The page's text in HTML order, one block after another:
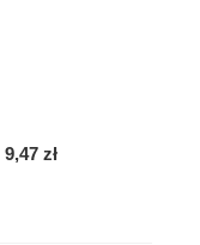
9,47 zł